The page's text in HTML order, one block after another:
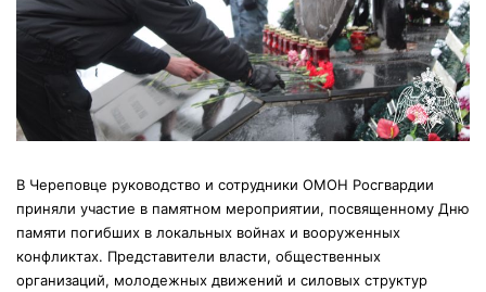
В Череповце руководство и сотрудники ОМОН Росгвардии
приняли участие в памятном мероприятии, посвященному Дню
памяти погибших в локальных войнах и вооруженных
конфликтах. Представители власти, общественных
организаций, молодежных движений и силовых структур